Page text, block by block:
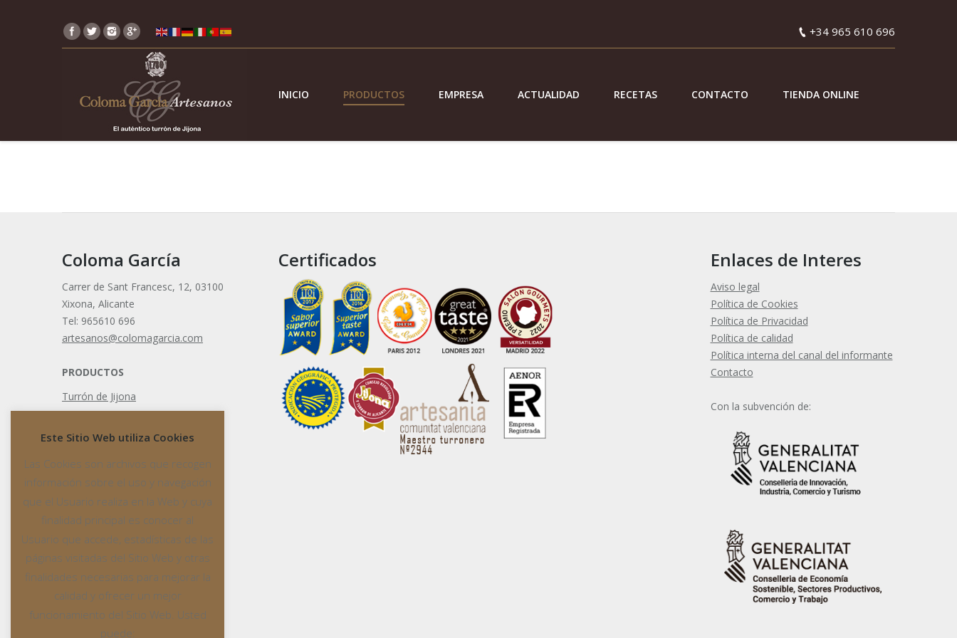
+34 965 610 696
INICIO PRODUCTOS EMPRESA ACTUALIDAD RECETAS CONTACTO TIENDA ONLINE
Coloma García
Carrer de Sant Francesc, 12, 03100
Xixona, Alicante
Tel: 965610 696
artesanos@colomagarcia.com
PRODUCTOS
Turrón de Jijona
Turrón líquido
Certificados Enlaces de Interes
Aviso legal
Política de Cookies
Política de Privacidad
Política de calidad
Política interna del canal del informante
Contacto
Con la subvención de:
Este Sitio Web utiliza Cookies
Las Cookies son archivos que recogen
información sobre el uso y navegación
que el Usuario realiza en la Web y cuya
finalidad principal es conocer al
Usuario que accede, estadísticas de las
páginas visitadas del Sitio Web y otras
finalidades necesarias para mejorar la
calidad y ofrecer un mejor
funcionamiento del Sitio Web. Usted
puede: